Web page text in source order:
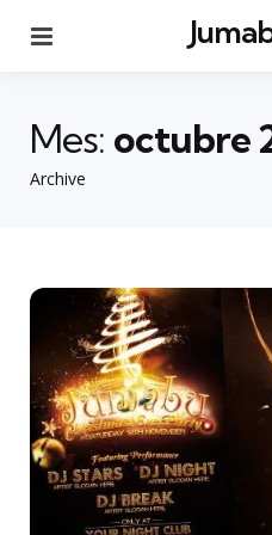
Archive
Mes: octubre